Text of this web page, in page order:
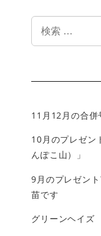
11月12月の合併
10月のプレゼン
んぽこ山）」
9月のプレゼン
苗です
グリーンヘイズ